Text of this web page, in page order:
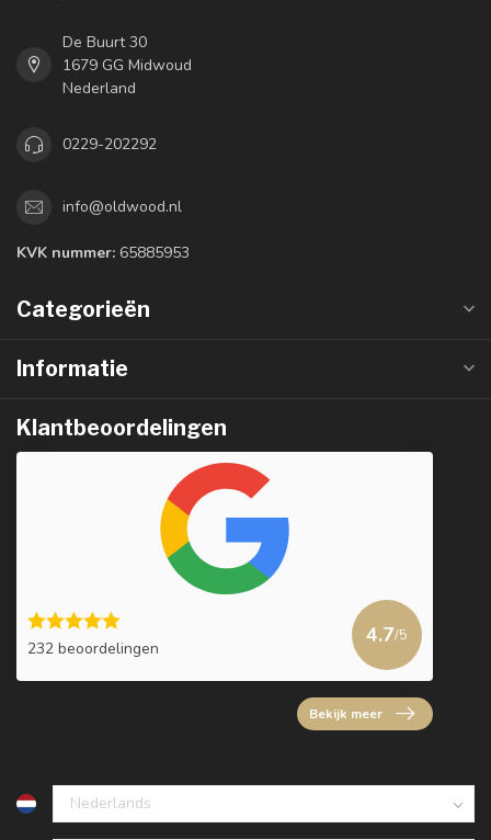
De Buurt 30
1679 GG Midwoud
Nederland
0229-202292
info@oldwood.nl
KVK nummer: 65885953
Categorieën
Informatie
Klantbeoordelingen
232 beoordelingen
4.7/5
Bekijk meer